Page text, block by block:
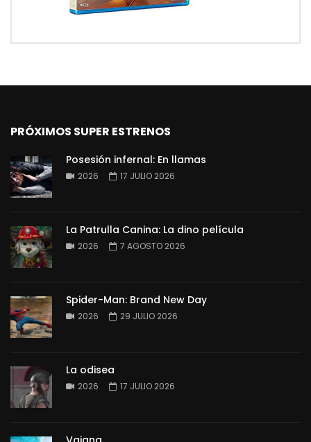
PRÓXIMOS SUPER ESTRENOS
Posesión infernal: En llamas
2026 17 JULIO 2026
La Patrulla Canina: La dino película
2026 7 AGOSTO 2026
Spider-Man: Brand New Day
2026 29 JULIO 2026
La odisea
2026 17 JULIO 2026